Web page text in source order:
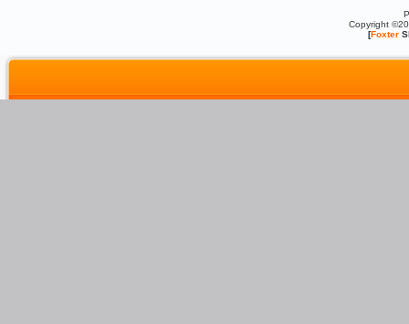
Copyright
[Foxter